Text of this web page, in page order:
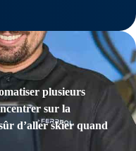
plusieurs
sur la
d’aller skier quand